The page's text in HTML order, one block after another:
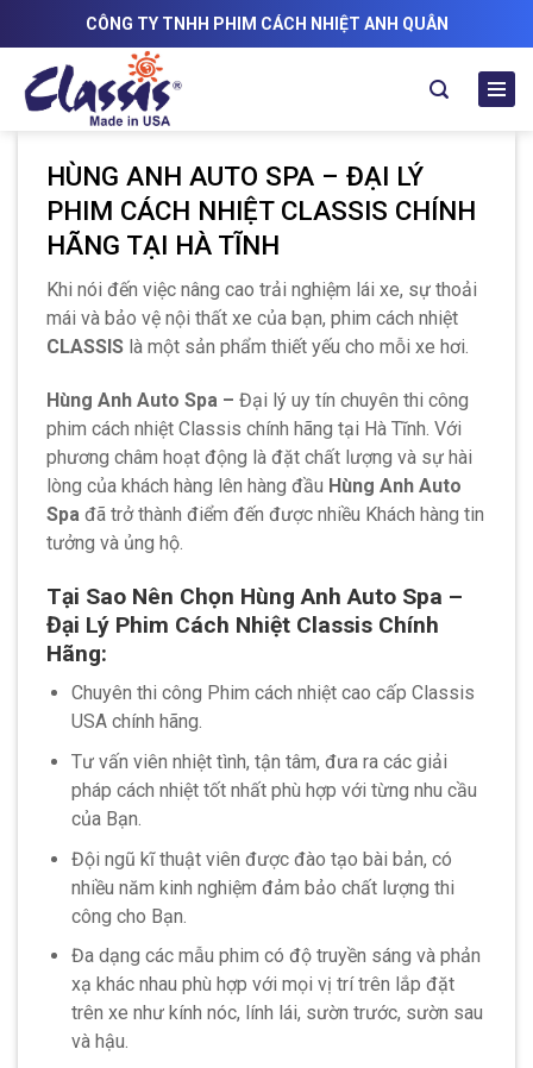
content
CÔNG TY TNHH PHIM CÁCH NHIỆT ANH QUÂN
HÙNG ANH AUTO SPA – ĐẠI LÝ
PHIM CÁCH NHIỆT CLASSIS CHÍNH
HÃNG TẠI HÀ TĨNH
Khi nói đến việc nâng cao trải nghiệm lái xe, sự thoải
mái và bảo vệ nội thất xe của bạn, phim cách nhiệt
CLASSIS là một sản phẩm thiết yếu cho mỗi xe hơi.
Hùng Anh Auto Spa – Đại lý uy tín chuyên thi công
phim cách nhiệt Classis chính hãng tại Hà Tĩnh. Với
phương châm hoạt động là đặt chất lượng và sự hài
lòng của khách hàng lên hàng đầu Hùng Anh Auto
Spa đã trở thành điểm đến được nhiều Khách hàng tin
tưởng và ủng hộ.
Tại Sao Nên Chọn Hùng Anh Auto Spa –
Đại Lý Phim Cách Nhiệt Classis Chính
Hãng:
Chuyên thi công Phim cách nhiệt cao cấp Classis
USA chính hãng.
Tư vấn viên nhiệt tình, tận tâm, đưa ra các giải
pháp cách nhiệt tốt nhất phù hợp với từng nhu cầu
của Bạn.
Đội ngũ kĩ thuật viên được đào tạo bài bản, có
nhiều năm kinh nghiệm đảm bảo chất lượng thi
công cho Bạn.
Đa dạng các mẫu phim có độ truyền sáng và phản
xạ khác nhau phù hợp với mọi vị trí trên lắp đặt
trên xe như kính nóc, lính lái, sườn trước, sườn sau
và hậu.